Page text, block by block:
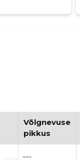
Võlgnevuse
pikkus
......